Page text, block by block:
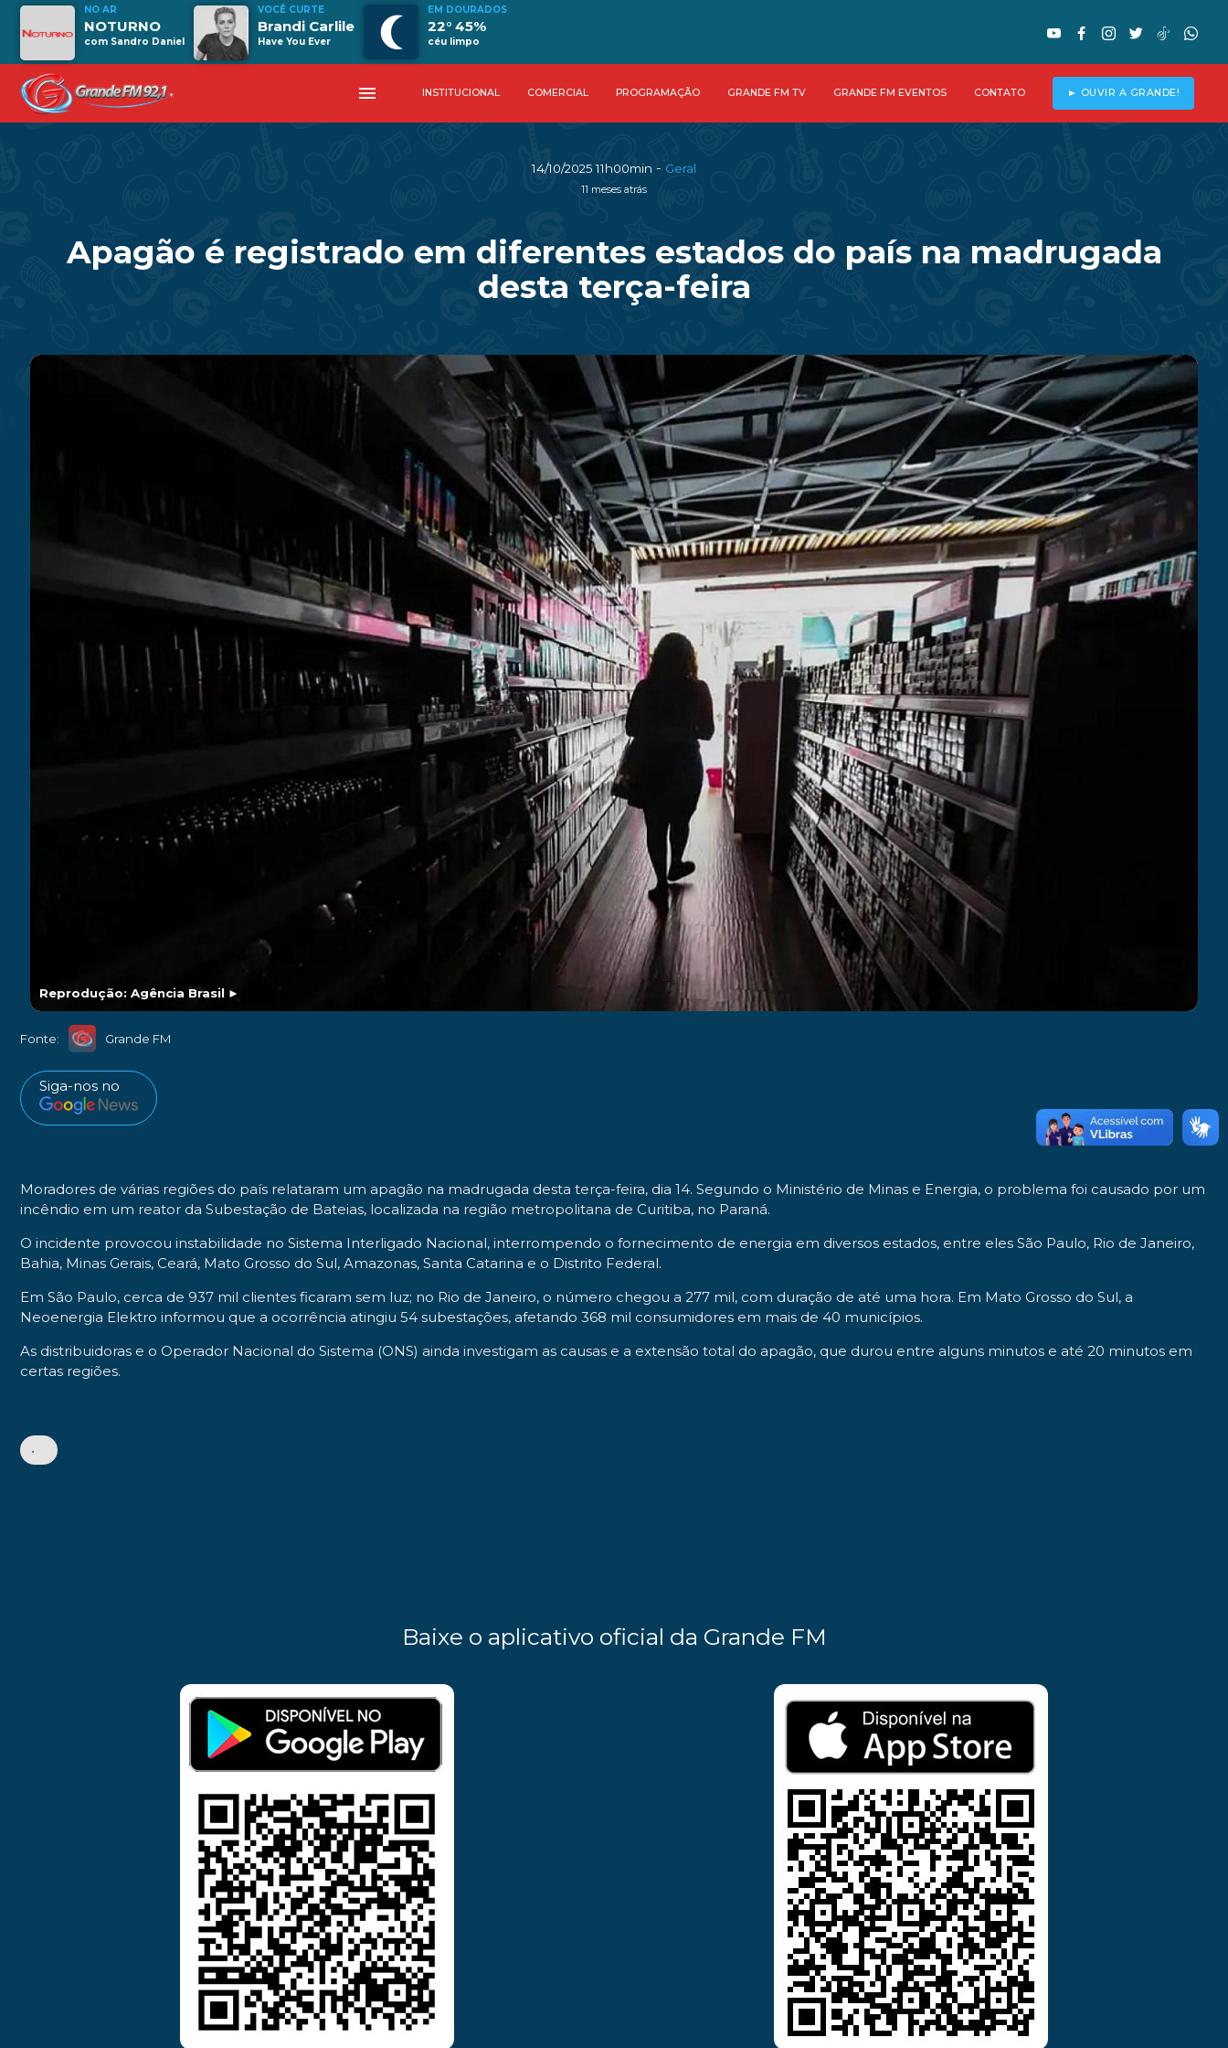
NO AR
NOTURNO
com Sandro Daniel
VOCÊ CURTE
Brandi Carlile
Have You Ever
EM DOURADOS
22° 45%
céu limpo
menu INSTITUCIONAL COMERCIAL PROGRAMAÇÃO GRANDE FM TV GRANDE FM EVENTOS CONTATO ► OUVIR A GRANDE!
14/10/2025 11h00min - Geral
11 meses atrás
Apagão é registrado em diferentes estados do país na madrugada
desta terça-feira
Reprodução: Agência Brasil ►
Fonte: Grande FM
Siga-nos no
Moradores de várias regiões do país relataram um apagão na madrugada desta terça-feira, dia 14. Segundo o Ministério de Minas e Energia, o problema foi causado por um
incêndio em um reator da Subestação de Bateias, localizada na região metropolitana de Curitiba, no Paraná.
O incidente provocou instabilidade no Sistema Interligado Nacional, interrompendo o fornecimento de energia em diversos estados, entre eles São Paulo, Rio de Janeiro,
Bahia, Minas Gerais, Ceará, Mato Grosso do Sul, Amazonas, Santa Catarina e o Distrito Federal.
Em São Paulo, cerca de 937 mil clientes ficaram sem luz; no Rio de Janeiro, o número chegou a 277 mil, com duração de até uma hora. Em Mato Grosso do Sul, a
Neoenergia Elektro informou que a ocorrência atingiu 54 subestações, afetando 368 mil consumidores em mais de 40 municípios.
As distribuidoras e o Operador Nacional do Sistema (ONS) ainda investigam as causas e a extensão total do apagão, que durou entre alguns minutos e até 20 minutos em
certas regiões.
•
Baixe o aplicativo oficial da Grande FM